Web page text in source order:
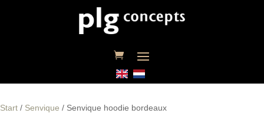
Start / Senvique / Senvique hoodie bordeaux